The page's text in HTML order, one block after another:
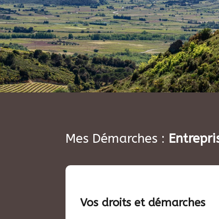
Mes Démarches :
Vos droits et démarches